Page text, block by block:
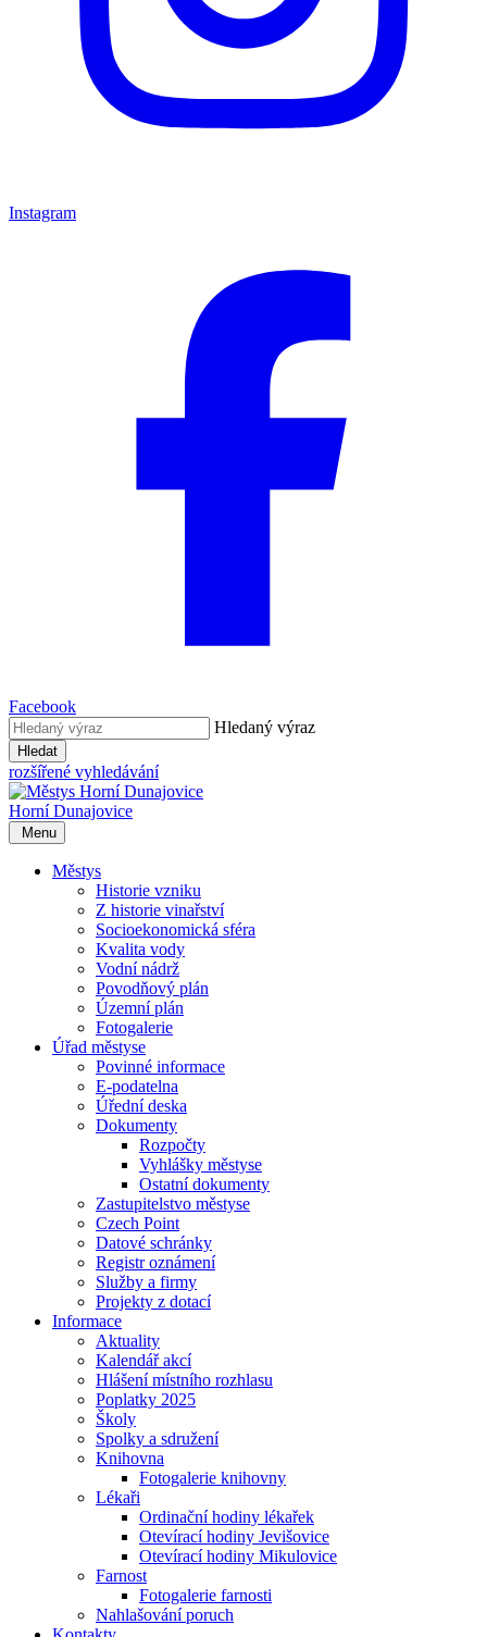
Instagram
Facebook
Hledaný výraz
Hledat
rozšířené vyhledávání
Horní Dunajovice
Menu
Městys
Historie vzniku
Z historie vinařství
Socioekonomická sféra
Kvalita vody
Vodní nádrž
Povodňový plán
Územní plán
Fotogalerie
Úřad městyse
Povinné informace
E-podatelna
Úřední deska
Dokumenty
Rozpočty
Vyhlášky městyse
Ostatní dokumenty
Zastupitelstvo městyse
Czech Point
Datové schránky
Registr oznámení
Služby a firmy
Projekty z dotací
Informace
Aktuality
Kalendář akcí
Hlášení místního rozhlasu
Poplatky 2025
Školy
Spolky a sdružení
Knihovna
Fotogalerie knihovny
Lékaři
Ordinační hodiny lékařek
Otevírací hodiny Jevišovice
Otevírací hodiny Mikulovice
Farnost
Fotogalerie farnosti
Nahlašování poruch